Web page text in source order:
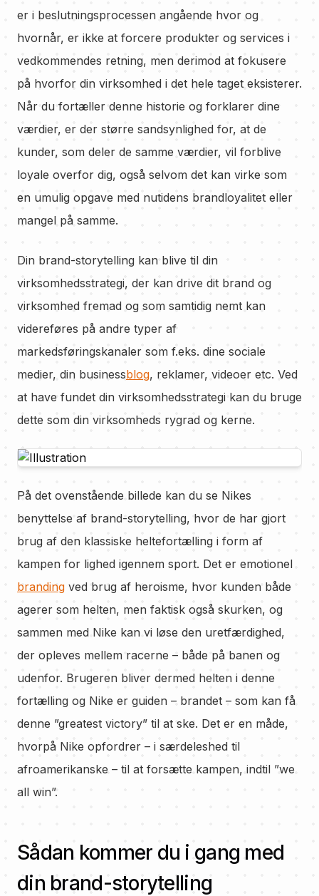
er i beslutningsprocessen angående hvor og
hvornår, er ikke at forcere produkter og services i
vedkommendes retning, men derimod at fokusere
på hvorfor din virksomhed i det hele taget eksisterer.
Når du fortæller denne historie og forklarer dine
værdier, er der større sandsynlighed for, at de
kunder, som deler de samme værdier, vil forblive
loyale overfor dig, også selvom det kan virke som
en umulig opgave med nutidens brandloyalitet eller
mangel på samme.
Din brand-storytelling kan blive til din
virksomhedsstrategi, der kan drive dit brand og
virksomhed fremad og som samtidig nemt kan
videreføres på andre typer af
markedsføringskanaler som f.eks. dine sociale
medier, din businessblog, reklamer, videoer etc. Ved
at have fundet din virksomhedsstrategi kan du bruge
dette som din virksomheds rygrad og kerne.
På det ovenstående billede kan du se Nikes
benyttelse af brand-storytelling, hvor de har gjort
brug af den klassiske heltefortælling i form af
kampen for lighed igennem sport. Det er emotionel
branding ved brug af heroisme, hvor kunden både
agerer som helten, men faktisk også skurken, og
sammen med Nike kan vi løse den uretfærdighed,
der opleves mellem racerne – både på banen og
udenfor. Brugeren bliver dermed helten i denne
fortælling og Nike er guiden – brandet – som kan få
denne ”greatest victory” til at ske. Det er en måde,
hvorpå Nike opfordrer – i særdeleshed til
afroamerikanske – til at forsætte kampen, indtil ”we
all win”.
Sådan kommer du i gang med
din brand-storytelling